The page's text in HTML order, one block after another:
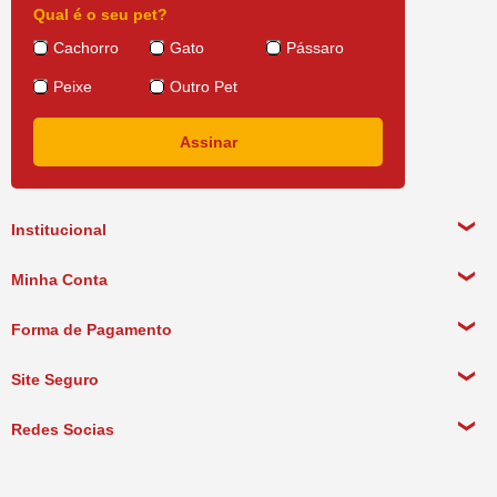
Institucional
Política de Pagamento
Política de Entrega
Minha Conta
Forma de Pagamento
Site Seguro
Redes Socias
Qual é o seu pet?
Cachorro
Gato Pássaro
Peixe Outro Pet